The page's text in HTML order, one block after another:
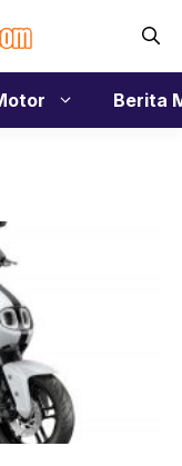
Berita